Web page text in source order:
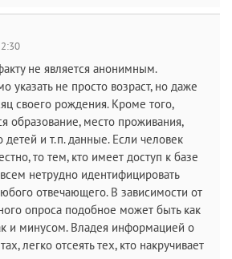
не является анонимным.
указать не просто возраст, но даже
своего рождения. Кроме того,
образование, место проживания,
детей и т.п. данные. Если человек
то тем, кто имеет доступ к базе
нетрудно идентифицировать
отвечающего. В зависимости от
опроса подобное может быть как
и минусом. Владея информацией о
легко отсеять тех, кто накручивает